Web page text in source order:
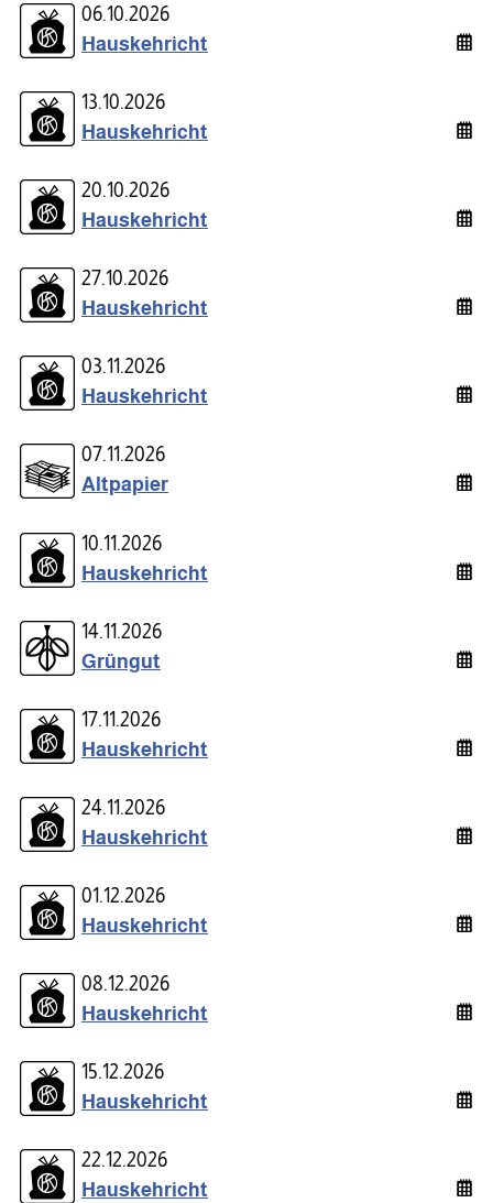
06.10.2026
Hauskehricht
13.10.2026
Hauskehricht
20.10.2026
Hauskehricht
27.10.2026
Hauskehricht
03.11.2026
Hauskehricht
07.11.2026
Altpapier
10.11.2026
Hauskehricht
14.11.2026
Grüngut
17.11.2026
Hauskehricht
24.11.2026
Hauskehricht
01.12.2026
Hauskehricht
08.12.2026
Hauskehricht
15.12.2026
Hauskehricht
22.12.2026
Hauskehricht